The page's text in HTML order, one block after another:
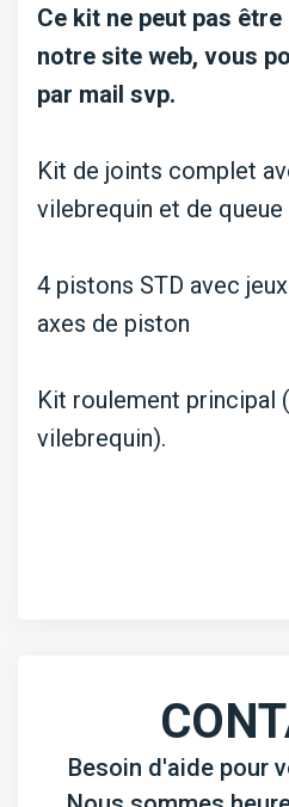
Ce kit ne peut pas
notre site web, vous
par mail svp.
Kit de joints complet
vilebrequin et de queue
4 pistons STD avec
axes de piston
Kit roulement principal
vilebrequin).
Besoin d'aide pour